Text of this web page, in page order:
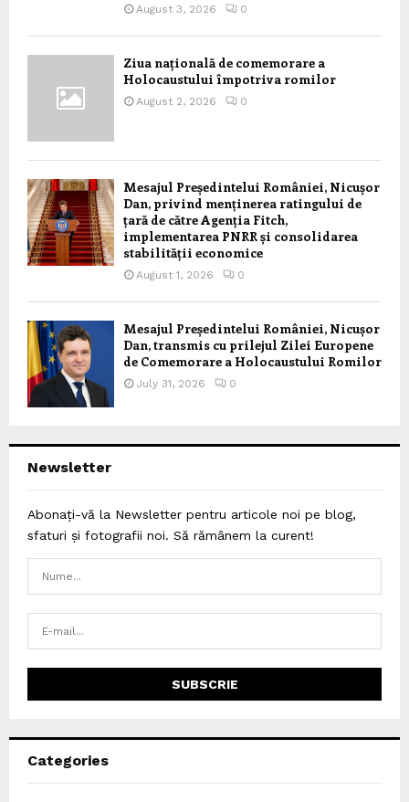
August 3, 2026 0
Ziua națională de comemorare a
Holocaustului împotriva romilor
August 2, 2026 0
Mesajul Președintelui României, Nicușor
Dan, privind menținerea ratingului de
țară de către Agenția Fitch,
implementarea PNRR și consolidarea
stabilității economice
August 1, 2026 0
Mesajul Președintelui României, Nicușor
Dan, transmis cu prilejul Zilei Europene
de Comemorare a Holocaustului Romilor
July 31, 2026 0
Newsletter
Abonați-vă la Newsletter pentru articole noi pe blog,
sfaturi și fotografii noi. Să rămânem la curent!
Categories